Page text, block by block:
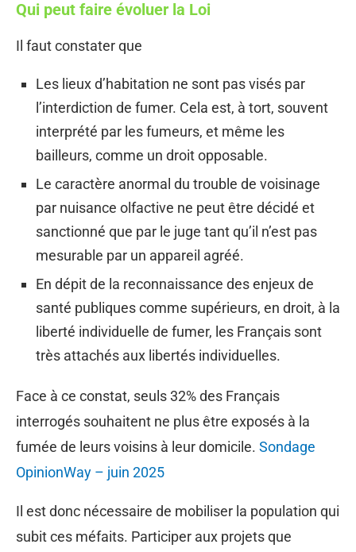
Qui peut faire évoluer la Loi
Il faut constater que
Les lieux d’habitation ne sont pas visés par
l’interdiction de fumer. Cela est, à tort, souvent
interprété par les fumeurs, et même les
bailleurs, comme un droit opposable.
Le caractère anormal du trouble de voisinage
par nuisance olfactive ne peut être décidé et
sanctionné que par le juge tant qu’il n’est pas
mesurable par un appareil agréé.
En dépit de la reconnaissance des enjeux de
santé publiques comme supérieurs, en droit, à la
liberté individuelle de fumer, les Français sont
très attachés aux libertés individuelles.
Face à ce constat, seuls 32% des Français
interrogés souhaitent ne plus être exposés à la
fumée de leurs voisins à leur domicile. Sondage
OpinionWay – juin 2025
Il est donc nécessaire de mobiliser la population qui
subit ces méfaits. Participer aux projets que